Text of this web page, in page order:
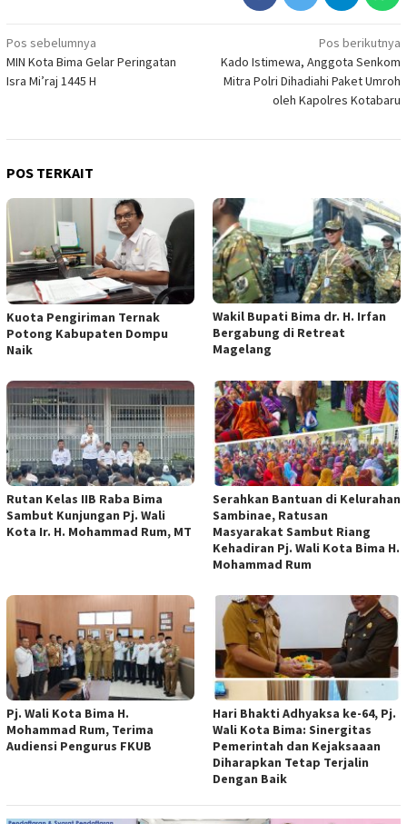
Navigasi
pos
Pos sebelumnya
MIN Kota Bima Gelar Peringatan
Isra Mi’raj 1445 H
Pos berikutnya
Kado Istimewa, Anggota Senkom
Mitra Polri Dihadiahi Paket Umroh
oleh Kapolres Kotabaru
POS TERKAIT
Kuota Pengiriman Ternak
Potong Kabupaten Dompu
Naik
Wakil Bupati Bima dr. H. Irfan
Bergabung di Retreat
Magelang
Rutan Kelas IIB Raba Bima
Sambut Kunjungan Pj. Wali
Kota Ir. H. Mohammad Rum, MT
Serahkan Bantuan di Kelurahan
Sambinae, Ratusan
Masyarakat Sambut Riang
Kehadiran Pj. Wali Kota Bima H.
Mohammad Rum
Pj. Wali Kota Bima H.
Mohammad Rum, Terima
Audiensi Pengurus FKUB
Hari Bhakti Adhyaksa ke-64, Pj.
Wali Kota Bima: Sinergitas
Pemerintah dan Kejaksaaan
Diharapkan Tetap Terjalin
Dengan Baik